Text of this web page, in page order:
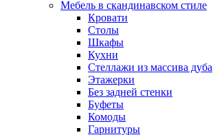
Мебель в скандинавском стиле
Кровати
Столы
Шкафы
Кухни
Стеллажи из массива дуба
Этажерки
Без задней стенки
Буфеты
Комоды
Гарнитуры